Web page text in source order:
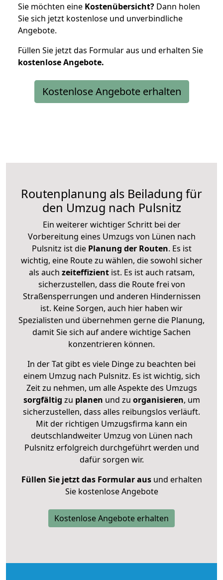
Sie möchten eine Kostenübersicht? Dann holen
Sie sich jetzt kostenlose und unverbindliche
Angebote.
Füllen Sie jetzt das Formular aus und erhalten Sie
kostenloseAngebote.
Kostenlose Angebote erhalten
Routenplanung als Beiladung für
den Umzug nach Pulsnitz
Ein weiterer wichtiger Schritt bei der
Vorbereitung eines Umzugs von Lünen nach
Pulsnitz ist diePlanung der Routen. Es ist
wichtig, eine Route zu wählen, die sowohl sicher
als auch zeiteffizientist. Es ist auch ratsam,
sicherzustellen, dass die Route frei von
Straßensperrungen und anderen Hindernissen
ist. Keine Sorgen, auch hier haben wir
Spezialisten und übernehmen gerne die Planung,
damit Sie sich auf andere wichtige Sachen
konzentrieren können.
In der Tat gibt es viele Dinge zu beachten bei
einem Umzug nach Pulsnitz. Es ist wichtig, sich
Zeit zu nehmen, um alle Aspekte des Umzugs
sorgfältig zu planen und zu organisieren, um
sicherzustellen, dass alles reibungslos verläuft.
Mit der richtigen Umzugsfirma kann ein
deutschlandweiter Umzug von Lünen nach
Pulsnitz erfolgreich durchgeführt werden und
dafür sorgen wir.
Füllen Sie jetzt das Formular ausund erhalten
Sie kostenlose Angebote
Kostenlose Angebote erhalten